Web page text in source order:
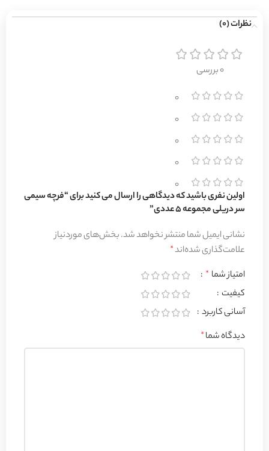
نظرات (0)
0 بررسی
0
0
0
0
0
اولین نفری باشید که دیدگاهی را ارسال می کنید برای “فرچه سیمی
سر دریلی مجموعه 5 عددی”
نشانی ایمیل شما منتشر نخواهد شد.بخش‌های موردنیاز
علامت‌گذاری شده‌اند*
امتیاز شما *
کیفیت
آسانی کاربرد
دیدگاه شما*